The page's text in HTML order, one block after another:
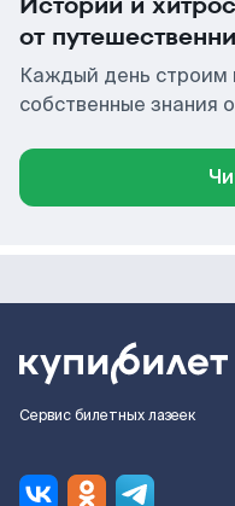
от
Каждый день строим
собственные знания
Сервис билетных лазеек